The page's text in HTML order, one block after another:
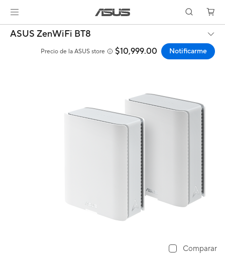
ASUS ZenWiFi BT8
Precio de la ASUS store $10,999.00 Notificarme
Comparar